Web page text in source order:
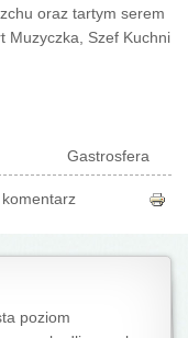
oraz tartym serem
Szef Kuchni
Gastrosfera
poziom